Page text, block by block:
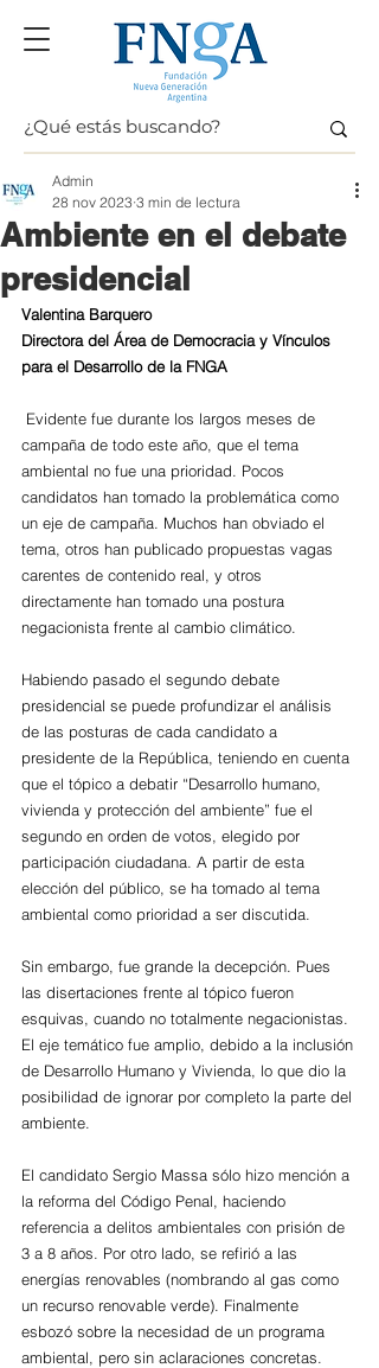
Ambiente en el debate
presidencial
Admin
28 nov 2023 3 min de lectura
Valentina Barquero
Directora del Área de Democracia y Vínculos
para el Desarrollo de la FNGA
Evidente fue durante los largos meses de
campaña de todo este año, que el tema
ambiental no fue una prioridad. Pocos
candidatos han tomado la problemática como
un eje de campaña. Muchos han obviado el
tema, otros han publicado propuestas vagas
carentes de contenido real, y otros
directamente han tomado una postura
negacionista frente al cambio climático.
Habiendo pasado el segundo debate
presidencial se puede profundizar el análisis
de las posturas de cada candidato a
presidente de la República, teniendo en cuenta
que el tópico a debatir “Desarrollo humano,
vivienda y protección del ambiente” fue el
segundo en orden de votos, elegido por
participación ciudadana. A partir de esta
elección del público, se ha tomado al tema
ambiental como prioridad a ser discutida.
Sin embargo, fue grande la decepción. Pues
las disertaciones frente al tópico fueron
esquivas, cuando no totalmente negacionistas.
El eje temático fue amplio, debido a la inclusión
de Desarrollo Humano y Vivienda, lo que dio la
posibilidad de ignorar por completo la parte del
ambiente.
El candidato Sergio Massa sólo hizo mención a
la reforma del Código Penal, haciendo
referencia a delitos ambientales con prisión de
3 a 8 años. Por otro lado, se refirió a las
energías renovables (nombrando al gas como
un recurso renovable verde). Finalmente
esbozó sobre la necesidad de un programa
ambiental, pero sin aclaraciones concretas.